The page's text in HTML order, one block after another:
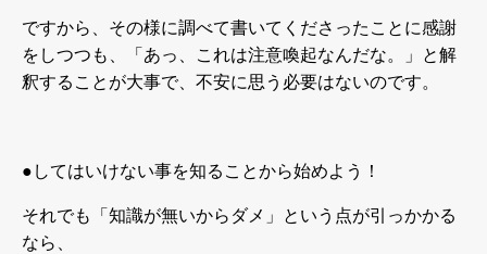
ですから、その様に調べて書いてくださったことに感謝
をしつつも、「あっ、これは注意喚起なんだな。」と解
釈することが大事で、不安に思う必要はないのです。
● してはいけない事を知ることから始めよう！
それでも「知識が無いからダメ」という点が引っかかる
なら、